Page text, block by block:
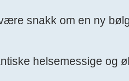
snakk om en ny
helsemessige og